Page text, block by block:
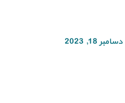
دسامبر 18, 2023